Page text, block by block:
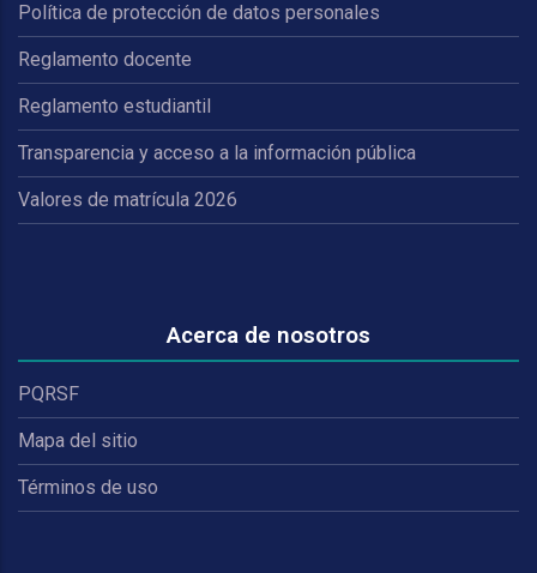
Política de protección de datos personales
Reglamento docente
Reglamento estudiantil
Transparencia y acceso a la información pública
Valores de matrícula 2026
Acerca de nosotros
PQRSF
Mapa del sitio
Términos de uso